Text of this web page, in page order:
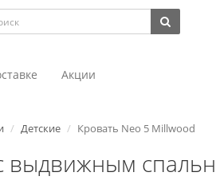
Акции
Детские Кровать Neo 5 Millwood
выдвижным